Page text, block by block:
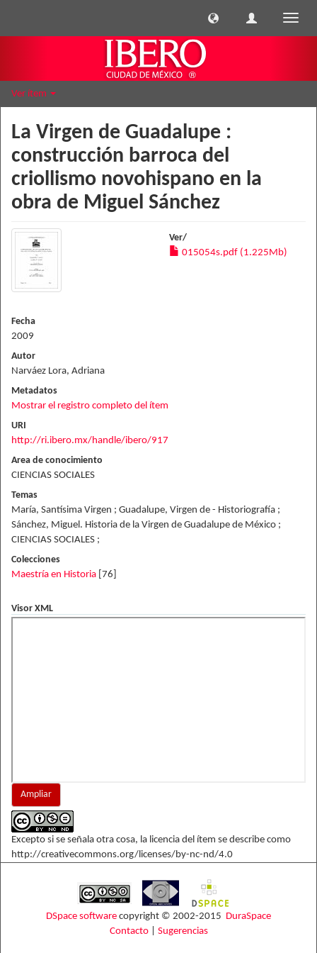
Ver ítem
La Virgen de Guadalupe :
construcción barroca del
criollismo novohispano en la
obra de Miguel Sánchez
Ver/
015054s.pdf (1.225Mb)
Fecha
2009
Autor
Narváez Lora, Adriana
Metadatos
Mostrar el registro completo del ítem
URI
http://ri.ibero.mx/handle/ibero/917
Area de conocimiento
CIENCIAS SOCIALES
Temas
María, Santísima Virgen ; Guadalupe, Virgen de - Historiografía ;
Sánchez, Miguel. Historia de la Virgen de Guadalupe de México ;
CIENCIAS SOCIALES ;
Colecciones
Maestría en Historia [76]
Visor XML
Ampliar
Excepto si se señala otra cosa, la licencia del ítem se describe como
http://creativecommons.org/licenses/by-nc-nd/4.0
DSpace software copyright © 2002-2015 DuraSpace
Contacto| Sugerencias